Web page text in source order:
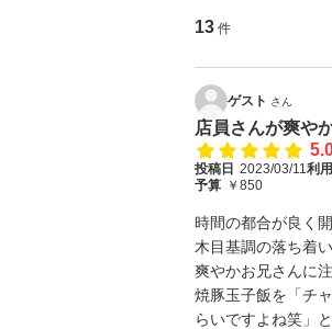
13 件
ゲスト さん
店員さんが爽や
投稿日 2023/03/11利
予算 ￥850
時間の都合が良く
木目基調の落ち着
爽やかお兄さんに
焼豚玉子飯を「チ
らいですよね笑」